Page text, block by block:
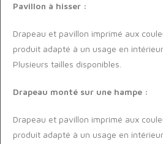
Pavillon à hisser :
Drapeau et pavillon imprimé aux
produit adapté à un usage en
Plusieurs tailles disponibles.
Drapeau monté sur une hampe :
Drapeau et pavillon imprimé aux
produit adapté à un usage en